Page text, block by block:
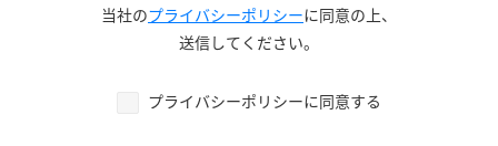
当社のプライバシーポリシーに同意の上、
送信してください。
プライバシーポリシーに同意する